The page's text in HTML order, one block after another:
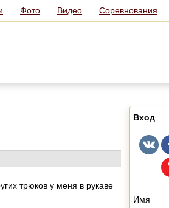
Фото Видео Соревнования
трюков у меня в рукаве
Вход
Имя